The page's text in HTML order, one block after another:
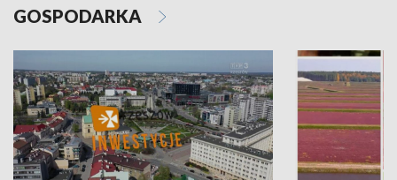
GOSPODARKA